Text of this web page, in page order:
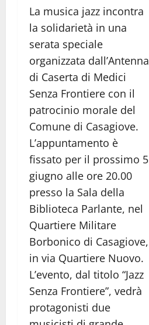
La musica jazz incontra
la solidarietà in una
serata speciale
organizzata dall’Antenna
di Caserta di Medici
Senza Frontiere con il
patrocinio morale del
Comune di Casagiove.
L’appuntamento è
fissato per il prossimo 5
giugno alle ore 20.00
presso la Sala della
Biblioteca Parlante, nel
Quartiere Militare
Borbonico di Casagiove,
in via Quartiere Nuovo.
L’evento, dal titolo “Jazz
Senza Frontiere”, vedrà
protagonisti due